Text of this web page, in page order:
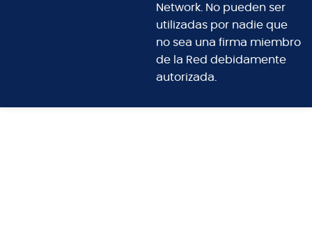
Network. No pueden ser
utilizadas por nadie que
no sea una firma miembro
de la Red debidamente
autorizada.